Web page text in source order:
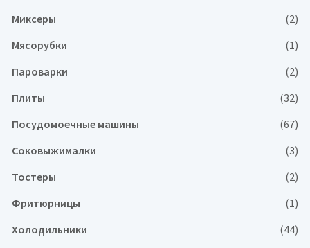
Миксеры
(2)
Мясорубки
(1)
Пароварки
(2)
Плиты
(32)
Посудомоечные машины
(67)
Соковыжималки
(3)
Тостеры
(2)
Фритюрницы
(1)
Холодильники
(44)